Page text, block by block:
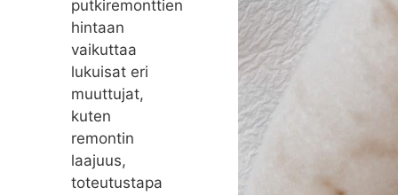
putkiremonttien
hintaan
vaikuttaa
lukuisat eri
muuttujat,
kuten
remontin
laajuus,
toteutustapa